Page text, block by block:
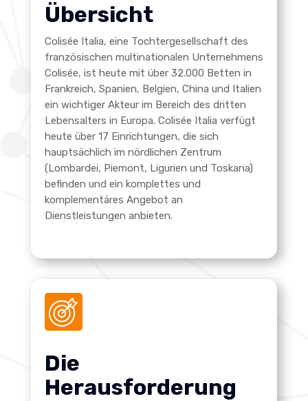
Übersicht
Colisée Italia, eine Tochtergesellschaft des
französischen multinationalen Unternehmens
Colisée, ist heute mit über 32.000 Betten in
Frankreich, Spanien, Belgien, China und Italien
ein wichtiger Akteur im Bereich des dritten
Lebensalters in Europa. Colisée Italia verfügt
heute über 17 Einrichtungen, die sich
hauptsächlich im nördlichen Zentrum
(Lombardei, Piemont, Ligurien und Toskana)
befinden und ein komplettes und
komplementäres Angebot an
Dienstleistungen anbieten.
Die
Herausforderung